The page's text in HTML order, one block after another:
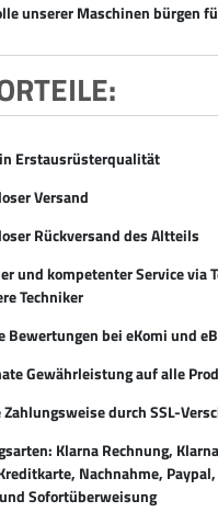
unserer Maschinen bürgen
Erstausrüsterqualität
Versand
Rückversand des Altteils
und kompetenter Service via
Techniker
Bewertungen bei eKomi und
Gewährleistung auf alle
Zahlungsweise durch SSL-
Klarna Rechnung,
Nachnahme, Paypal,
Sofortüberweisung